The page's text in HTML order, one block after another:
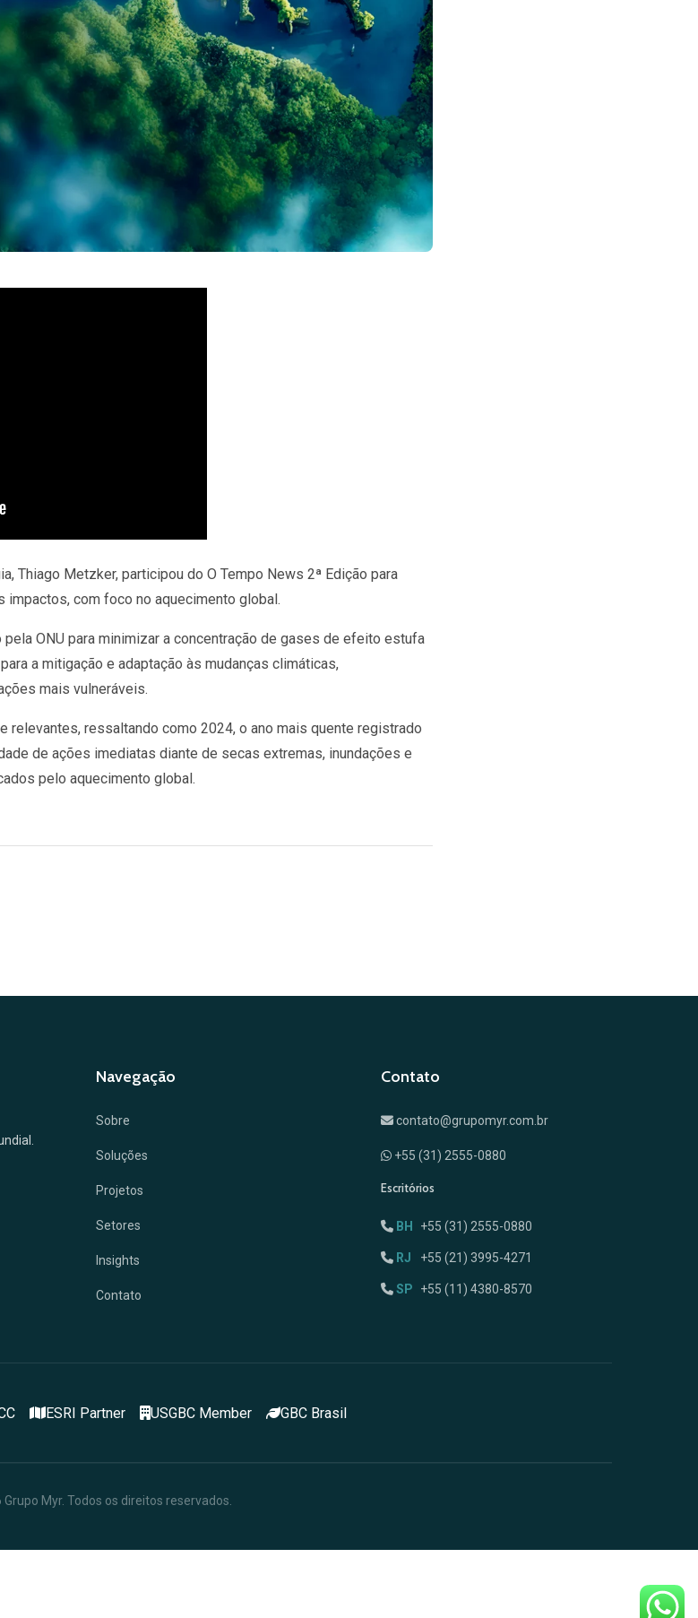
Thiago Metzker, participou do O Tempo News 2ª Edição para
com foco no aquecimento global.
ONU para minimizar a concentração de gases de efeito estufa
a mitigação e adaptação às mudanças climáticas,
mais vulneráveis.
relevantes, ressaltando como 2024, o ano mais quente registrado
de ações imediatas diante de secas extremas, inundações e
pelo aquecimento global.
Navegação
Sobre
Soluções
Projetos
Setores
Insights
Contato
Contato
contato@grupomyr.com.br
+55 (31) 2555-0880
Escritórios
BH +55 (31) 2555-0880
RJ +55 (21) 3995-4271
SP +55 (11) 4380-8570
ESRI Partner USGBC Member GBC Brasil
Myr. Todos os direitos reservados.